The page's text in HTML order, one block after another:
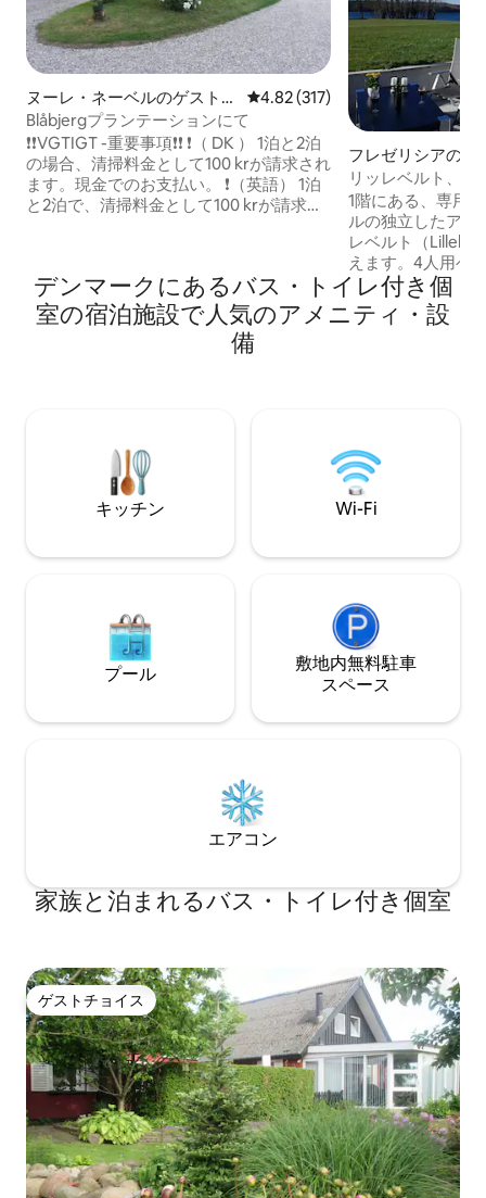
ヌーレ・ネーベルのゲストス
イート
レビュー317件、5つ星中4.82つ
4.82 (317)
Blåbjergプランテーションにて
❗❗VGTIGT -重要事項❗❗ ❗（ DK ） 1泊と2泊
の場合、清掃料金として100 krが請求され
ます。現金でのお支払い。 ❗（英語） 1泊
と2泊で、清掃料金として100 krが請求さ
❗(ENG) Exclusive bedlinen and towels, 50,
- (NOK) per. person. ❗（ DK ）朝食はあり
ません ❗（英語）朝食はありません ❗（ DK
）ペットの同伴は禁止です。 ❗（英語）動
フレゼリシアのゲ
ト
リッレベルト、
ラクションが近く
1階にある、専用
ルの独立したアパ
レベルト（
えます。4人用ベ
ス。2人用の大き
ドルーム、サウ
べての設備を備え
度の水の景色を望
敵なヴィラの一番
デンマークにあるバス・トイレ付き個
室の宿泊施設で人気のアメニティ・設
備
キッチン Wi-Fi
プール
敷地内無料駐⁠車
ス⁠ペ⁠ー⁠ス
エアコン
家族と泊まれるバス・トイレ付き個室
ゲストチョイス
ゲストチョイス